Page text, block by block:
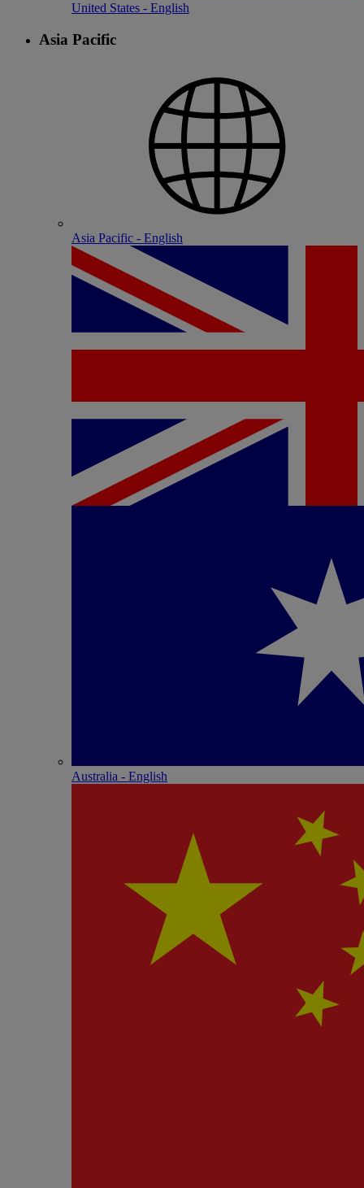
United States - English
Asia Pacific
Asia Pacific - English
Australia - English